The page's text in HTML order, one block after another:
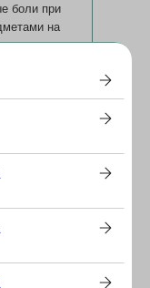
боли при
на
письмо,